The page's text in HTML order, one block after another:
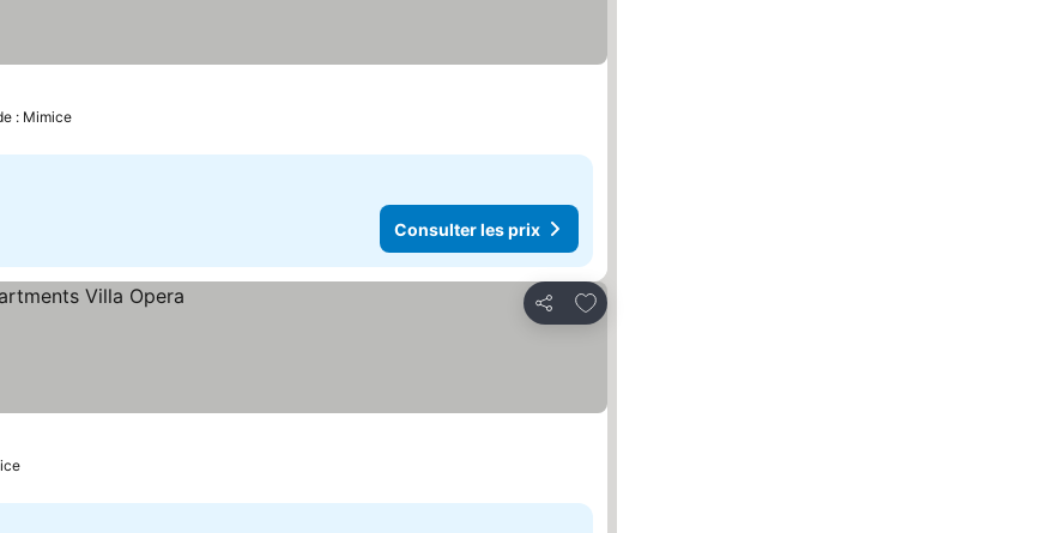
: Mimice
Consulter les prix
Partager
Ajouter à mes favoris